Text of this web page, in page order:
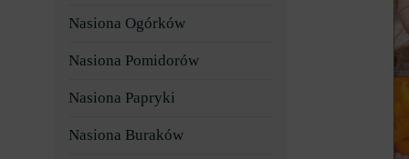
Nasiona Ogórków
Nasiona Pomidorów
Nasiona Papryki
Nasiona Buraków